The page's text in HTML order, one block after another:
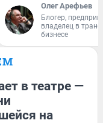
Олег Арефьев
Блогер,
владелец в
бизнесе
в театре —
на